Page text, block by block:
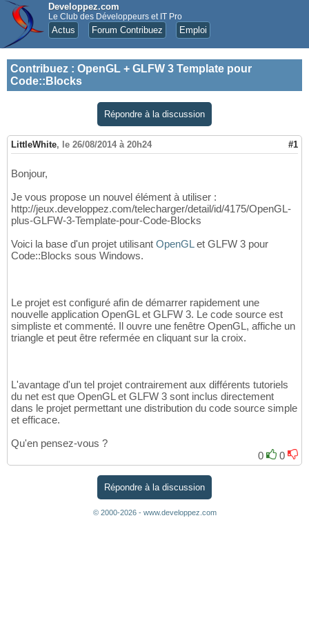
Developpez.com
Le Club des Développeurs et IT Pro
Actus Forum Contribuez Emploi
Contribuez : OpenGL + GLFW 3 Template pour
Code::Blocks
Répondre à la discussion
LittleWhite, le 26/08/2014 à 20h24 #1
Bonjour,
Je vous propose un nouvel élément à utiliser :
http://jeux.developpez.com/telecharger/detail/id/4175/OpenGL-
plus-GLFW-3-Template-pour-Code-Blocks
Voici la base d'un projet utilisant OpenGL et GLFW 3 pour
Code::Blocks sous Windows.
Le projet est configuré afin de démarrer rapidement une
nouvelle application OpenGL et GLFW 3. Le code source est
simpliste et commenté. Il ouvre une fenêtre OpenGL, affiche un
triangle et peut être refermée en cliquant sur la croix.
L'avantage d'un tel projet contrairement aux différents tutoriels
du net est que OpenGL et GLFW 3 sont inclus directement
dans le projet permettant une distribution du code source simple
et efficace.
Qu'en pensez-vous ?
0
0
Répondre à la discussion
© 2000-2026 - www.developpez.com